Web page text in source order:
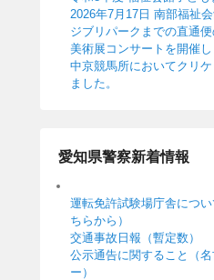
2026年7月17日 南部福祉
ジブリパークまでの直通
美術展コンサートを開催し
中京競馬所においてクリ
ました。
愛知県警察新着情報
運転免許試験場庁舎につ
ちらから）
交通事故日報（暫定数）
公示通告に関すること（
ー）